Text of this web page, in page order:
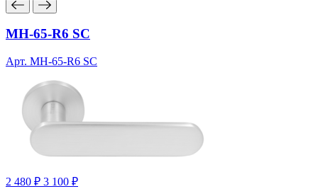
MH-65-R6 SC
Арт. MH-65-R6 SC
2 480 ₽ 3 100 ₽